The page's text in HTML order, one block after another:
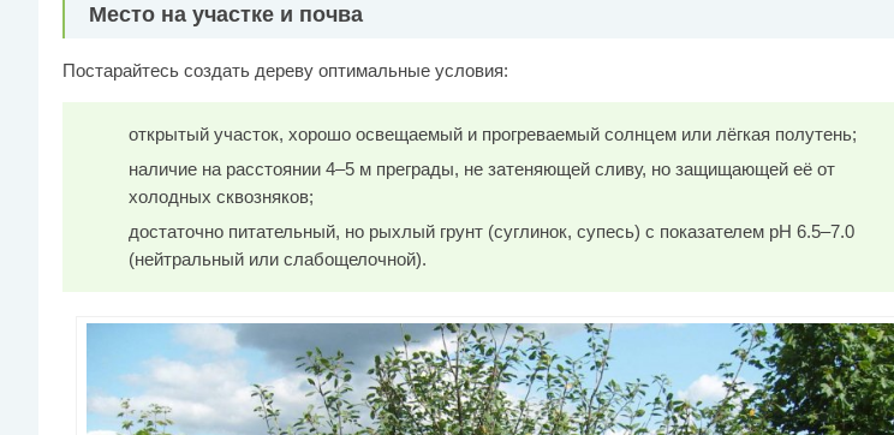
Место на участке и почва
Постарайтесь создать дереву оптимальные условия:
открытый участок, хорошо освещаемый и прогреваемый солнцем или лёгкая полутень;
наличие на расстоянии 4–5 м преграды, не затеняющей сливу, но защищающей её от
холодных сквозняков;
достаточно питательный, но рыхлый грунт (суглинок, супесь) с показателем рН 6.5–7.0
(нейтральный или слабощелочной).